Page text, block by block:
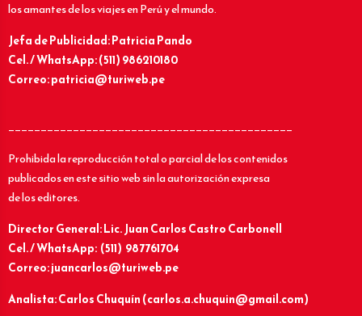
los amantes de los viajes en Perú y el mundo.
Jefa de Publicidad: Patricia Pando
Cel. / WhatsApp: (511) 986210180
Correo: patricia@turiweb.pe
____________________________________________
Prohibida la reproducción total o parcial de los contenidos
publicados en este sitio web sin la autorización expresa
de los editores.
Director General: Lic.Juan Carlos Castro Carbonell
Cel. / WhatsApp: (511) 987761704
Correo: juancarlos@turiweb.pe
Analista: Carlos Chuquín (carlos.a.chuquin@gmail.com)